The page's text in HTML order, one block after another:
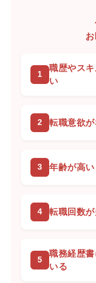
職歴やス
い
転職意欲
年齢が高い
転職回数
職務経歴
いる